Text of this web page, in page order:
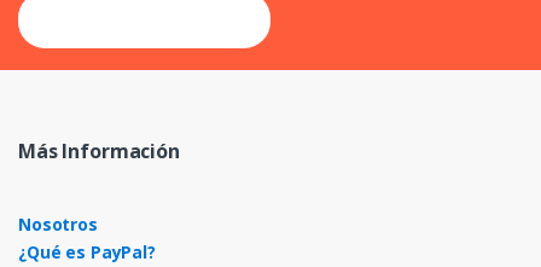
Más Información
Nosotros
¿Qué es PayPal?